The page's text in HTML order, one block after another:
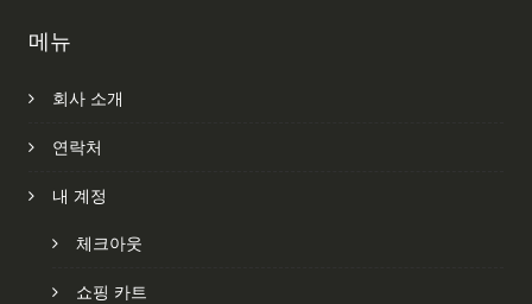
메뉴
회사 소개
연락처
내 계정
체크아웃
쇼핑 카트